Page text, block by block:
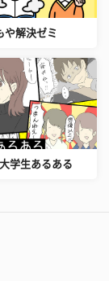
や解決ゼミ
学生あるある